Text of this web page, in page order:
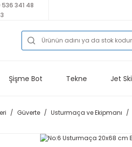
536 341 48
Şişme Bot Tekne Jet Ski
Güverte Usturmaça ve Ekipmanı